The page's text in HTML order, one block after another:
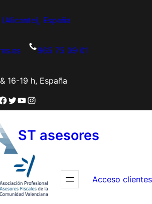
España
965 75 09 01
16-19 h, España
Twitter
YouTube
Instagram
ST asesores
Acceso clientes